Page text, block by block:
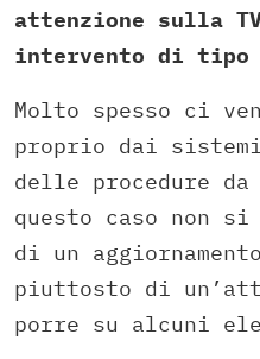
attenzione sulla
intervento di tipo
Molto spesso ci
proprio dai
delle procedure
questo caso non
di un
piuttosto di
porre su alcuni